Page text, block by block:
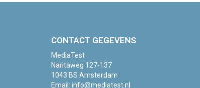
CONTACT GEGEVENS
MediaTest
Naritaweg 127-137
1043 BS Amsterdam
Email: info@mediatest.nl